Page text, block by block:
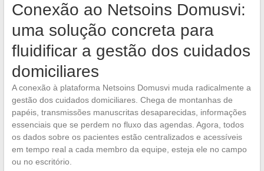
Conexão ao Netsoins Domusvi:
uma solução concreta para
fluidificar a gestão dos cuidados
domiciliares
A conexão à plataforma Netsoins Domusvi muda radicalmente a
gestão dos cuidados domiciliares. Chega de montanhas de
papéis, transmissões manuscritas desaparecidas, informações
essenciais que se perdem no fluxo das agendas. Agora, todos
os dados sobre os pacientes estão centralizados e acessíveis
em tempo real a cada membro da equipe, esteja ele no campo
ou no escritório.